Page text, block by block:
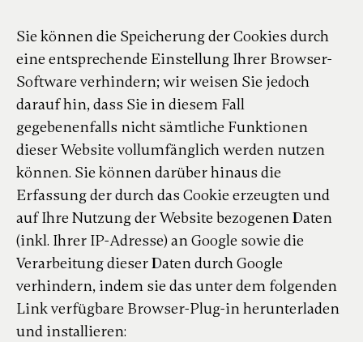
Sie können die Speicherung der Cookies durch
eine entsprechende Einstellung Ihrer Browser-
Software verhindern; wir weisen Sie jedoch
darauf hin, dass Sie in diesem Fall
gegebenenfalls nicht sämtliche Funktionen
dieser Website vollumfänglich werden nutzen
können. Sie können darüber hinaus die
Erfassung der durch das Cookie erzeugten und
auf Ihre Nutzung der Website bezogenen Daten
(inkl. Ihrer IP-Adresse) an Google sowie die
Verarbeitung dieser Daten durch Google
verhindern, indem sie das unter dem folgenden
Link verfügbare Browser-Plug-in herunterladen
und installieren: